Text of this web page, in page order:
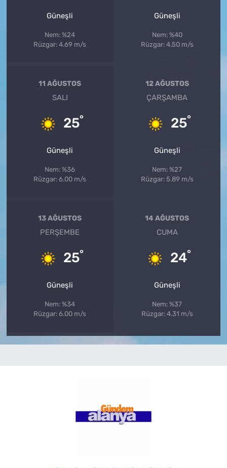
Güneşli
Nem: %24
Rüzgar: 4.69 m/s
Güneşli
Nem: %40
Rüzgar: 4.50 m/s
11 AĞUSTOS
SALI
25°
Güneşli
Nem: %36
Rüzgar: 6.00 m/s
12 AĞUSTOS
ÇARŞAMBA
25°
Güneşli
Nem: %27
Rüzgar: 5.89 m/s
13 AĞUSTOS
PERŞEMBE
25°
Güneşli
Nem: %34
Rüzgar: 6.00 m/s
14 AĞUSTOS
CUMA
24°
Güneşli
Nem: %37
Rüzgar: 4.31 m/s